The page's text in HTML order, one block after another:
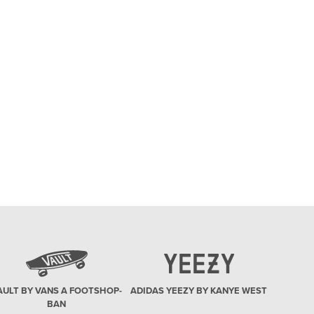
BY VANS A FOOTSHOP-
BAN
ADIDAS YEEZY BY KANYE WEST